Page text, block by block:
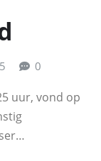
0
uur, vond op